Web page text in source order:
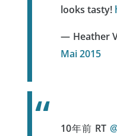
looks tasty!
— Heather
Mai 2015
10年前 RT